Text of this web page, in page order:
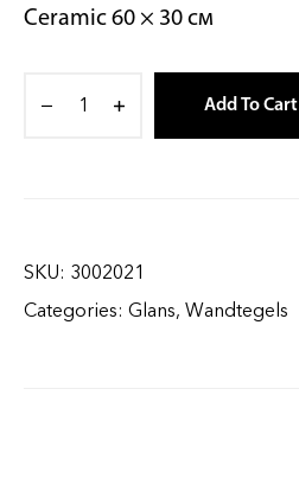
Ceramic 60 × 30 см
Add To Cart
SKU: 3002021
Categories: Glans, Wandtegels